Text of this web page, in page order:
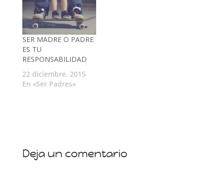
SER MADRE O PADRE
ES TU
RESPONSABILIDAD
22 diciembre, 2015
En «Ser Padres»
Deja un comentario